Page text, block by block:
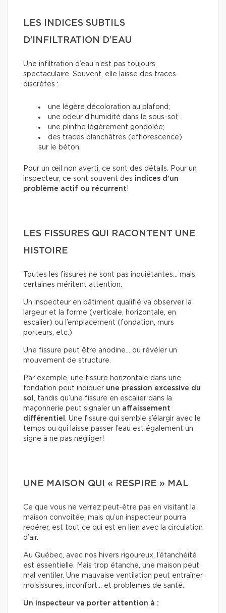
LES INDICES SUBTILS
D’INFILTRATION D’EAU
Une infiltration d’eau n’est pas toujours
spectaculaire. Souvent, elle laisse des traces
discrètes :
une légère décoloration au plafond;
une odeur d’humidité dans le sous-sol;
une plinthe légèrement gondolée;
des traces blanchâtres (efflorescence)
sur le béton.
Pour un œil non averti, ce sont des détails. Pour un
inspecteur, ce sont souvent des indices d’un
problème actif ou récurrent!
LES FISSURES QUI RACONTENT UNE
HISTOIRE
Toutes les fissures ne sont pas inquiétantes… mais
certaines méritent attention.
Un inspecteur en bâtiment qualifié va observer la
largeur et la forme (verticale, horizontale, en
escalier) ou l’emplacement (fondation, murs
porteurs, etc.)
Une fissure peut être anodine… ou révéler un
mouvement de structure.
Par exemple, une fissure horizontale dans une
fondation peut indiquer une pression excessive du
sol , tandis qu’une fissure en escalier dans la
maçonnerie peut signaler un affaissement
différentiel . Une fissure qui semble s’élargir avec le
temps ou qui laisse passer l’eau est également un
signe à ne pas négliger!
UNE MAISON QUI « RESPIRE » MAL
Ce que vous ne verrez peut-être pas en visitant la
maison convoitée, mais qu’un inspecteur pourra
repérer, est tout ce qui est en lien avec la circulation
d’air.
Au Québec, avec nos hivers rigoureux, l’étanchéité
est essentielle. Mais trop étanche, une maison peut
mal ventiler. Une mauvaise ventilation peut entraîner
moisissures, inconfort… et problèmes de santé.
Un inspecteur va porter attention à :